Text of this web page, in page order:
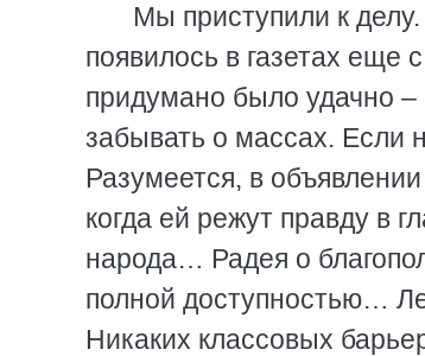
Мы приступили к
появилось в газетах еще
придумано было удачно
забывать о массах. Если
Разумеется, в
когда ей режут правду в
народа… Радея о
полной доступностью…
Никаких классовых